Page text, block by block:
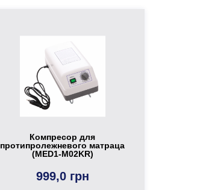
Компресор для
протипролежневого матраца
(MED1-M02KR)
999,0 грн